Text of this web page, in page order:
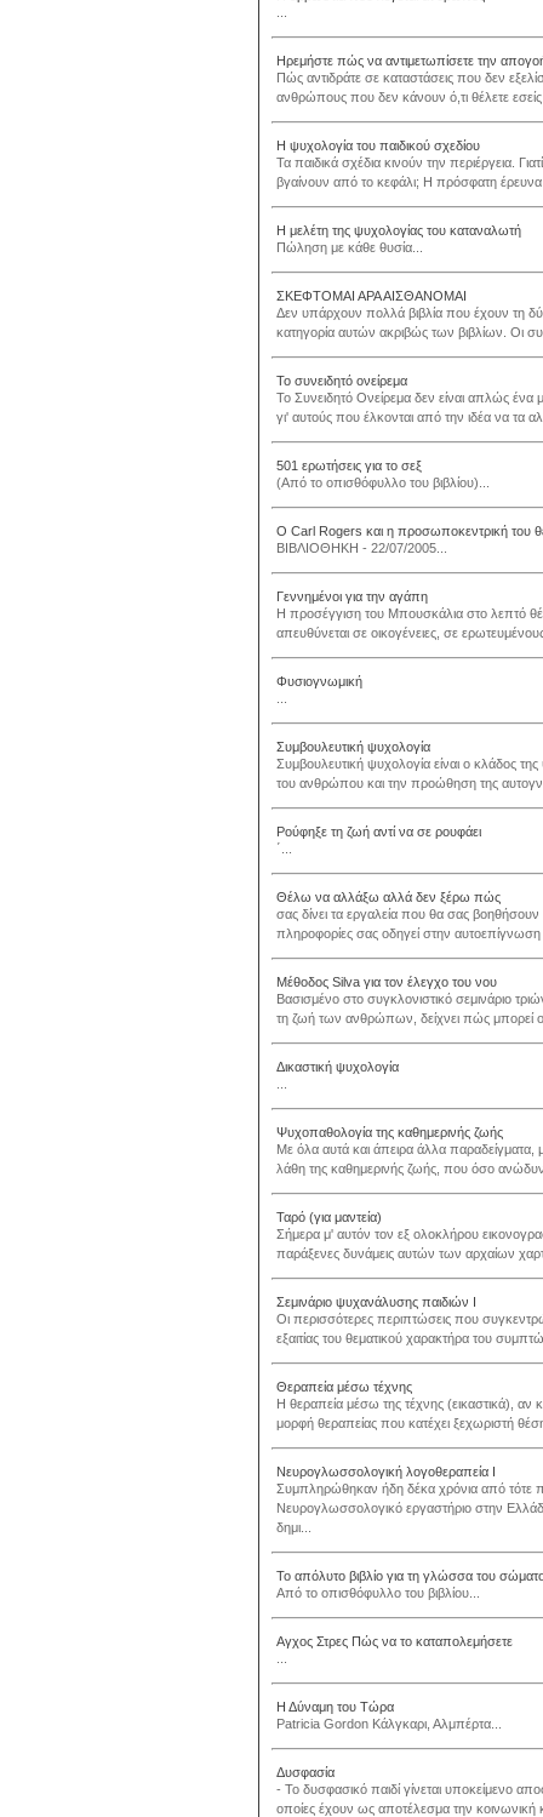
Ηρεμήστε πώς να αντιμετωπίσετε την
Πώς αντιδράτε σε καταστάσεις που δεν
ανθρώπους που δεν κάνουν ό,τι θέλετε
Η ψυχολογία του παιδικού σχεδίου
Τα παιδικά σχέδια κινούν την περιέργεια.
βγαίνουν από το κεφάλι; Η πρόσφατη έρευνα
Η μελέτη της ψυχολογίας του καταναλωτή
Πώληση με κάθε θυσία...
ΣΚΕΦΤΟΜΑΙ ΑΡΑ ΑΙΣΘΑΝΟΜΑΙ
Δεν υπάρχουν πολλά βιβλία που έχουν τη
κατηγορία αυτών ακριβώς των βιβλίων. Οι
Το συνειδητό ονείρεμα
Το Συνειδητό Ονείρεμα δεν είναι απλώς ένα
γι' αυτούς που έλκονται από την ιδέα να τα
501 ερωτήσεις για το σεξ
(Από το οπισθόφυλλο του βιβλίου)...
Ο Carl Rogers και η προσωποκεντρική του
ΒΙΒΛΙΟΘΗΚΗ - 22/07/2005...
Γεννημένοι για την αγάπη
Η προσέγγιση του Μπουσκάλια στο λεπτό
απευθύνεται σε οικογένειες, σε
Φυσιογνωμική
Συμβουλευτική ψυχολογία
Συμβουλευτική ψυχολογία είναι ο κλάδος
του ανθρώπου και την προώθηση της
Ρούφηξε τη ζωή αντί να σε ρουφάει
΄...
Θέλω να αλλάξω αλλά δεν ξέρω πώς
σας δίνει τα εργαλεία που θα σας βοηθήσουν
πληροφορίες σας οδηγεί στην
Μέθοδος Silva για τον έλεγχο του νου
Βασισμένο στο συγκλονιστικό σεμινάριο
τη ζωή των ανθρώπων, δείχνει πώς μπορεί
Δικαστική ψυχολογία
Ψυχοπαθολογία της καθημερινής ζωής
Με όλα αυτά και άπειρα άλλα παραδείγματα,
λάθη της καθημερινής ζωής, που όσο
Ταρό (για μαντεία)
Σήμερα μ' αυτόν τον εξ ολοκλήρου
παράξενες δυνάμεις αυτών των αρχαίων
Σεμινάριο ψυχανάλυσης παιδιών I
Οι περισσότερες περιπτώσεις που
εξαιτίας του θεματικού χαρακτήρα του
Θεραπεία μέσω τέχνης
Η θεραπεία μέσω της τέχνης (εικαστικά), αν
μορφή θεραπείας που κατέχει ξεχωριστή
Νευρογλωσσολογική λογοθεραπεία Ι
Συμπληρώθηκαν ήδη δέκα χρόνια από τότε
Νευρογλωσσολογικό εργαστήριο στην
δημι...
Το απόλυτο βιβλίο για τη γλώσσα του
Από το οπισθόφυλλο του βιβλίου...
Αγχος Στρες Πώς να το καταπολεμήσετε
Η Δύναμη του Τώρα
Patricia Gordon Κάλγκαρι, Αλμπέρτα...
Δυσφασία
- Το δυσφασικό παιδί γίνεται υποκείμενο
οποίες έχουν ως αποτέλεσμα την κοινωνική